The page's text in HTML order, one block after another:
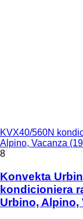
KVX40/560N
Alpino, Vacanza
8
Konvekta
kondicioniera
Urbino, Alpino,